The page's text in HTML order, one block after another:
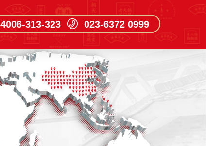
4006-313-323 023-6372 0999